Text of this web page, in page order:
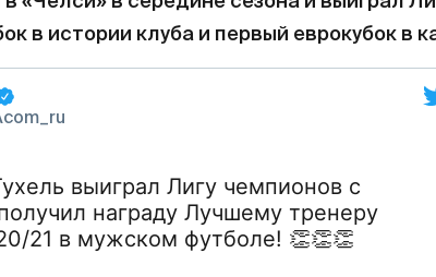
в истории клуба и первый еврокубок в
выиграл Лигу чемпионов с
награду Лучшему тренеру
21 в мужском футболе! 👏👏👏